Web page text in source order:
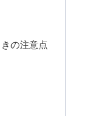
の注意点